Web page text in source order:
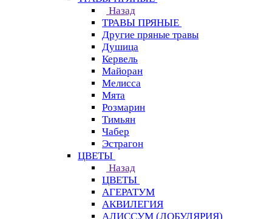
Назад
ТРАВЫ ПРЯНЫЕ
Другие пряные травы
Душица
Кервель
Майоран
Мелисса
Мята
Розмарин
Тимьян
Чабер
Эстрагон
ЦВЕТЫ
Назад
ЦВЕТЫ
АГЕРАТУМ
АКВИЛЕГИЯ
АЛИССУМ (ЛОБУЛЯРИЯ)